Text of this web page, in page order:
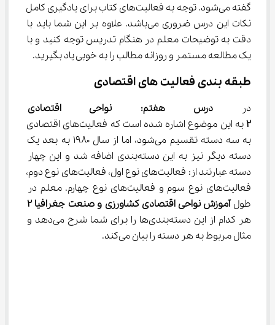
گفته می‌شود. توجه به فعالیت‌های کتاب برای یادگیری کامل
نکات این درس ضروری می‌باشد. علاوه بر این شما باید با
دقت به توضیحات معلم در هنگام تدریس توجه کنید و با
یک مطالعه مستمر و روزانه مطالب را به خوبی یاد بگیرید.
طبقه ‌بندی فعالیت های اقتصادی
در درس هفتم: نواحی اقتصادی
۲
به این موضوع اشاره شده است که فعالیت‌های اقتصادی
به سه دسته تقسیم می‌شود، اما از سال ۱۹۸۰ به بعد یک
دسته دیگر نیز به این دسته‌بندی اضافه شد و این چهار
دسته عبارتند از: فعالیت‌های نوع اول، فعالیت‌های نوع دوم،
فعالیت‌های نوع سوم و فعالیت‌های نوع چهارم. معلم در
طول آموزش نواحی اقتصادی کشاورزی و صنعت جغرافیا ۲
هر کدام از این دسته‌بندی‌ها را برای شما شرح می‌دهد و
مثال مربوط به هر دسته را بیان می‌کند.